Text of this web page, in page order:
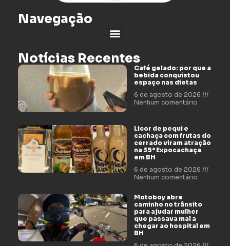
Navegação
Notícias Recentes
Café gelado: por que a
bebida conquistou
espaço nas dietas
6 de agosto de 2026
Nenhum comentário
Licor de pequi e
cachaça com frutas do
cerrado viram atração
na 35ª Expocachaça
em BH
6 de agosto de 2026
Nenhum comentário
Motoboy abre
caminho no trânsito
para ajudar mulher
que passava mal a
chegar ao hospital em
BH